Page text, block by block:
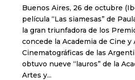
Buenos Aires, 26 de octubre
película “Las siamesas” de
la gran triunfadora de los
concede la Academia de Cine y
Cinematográficas de las
obtuvo nueve “lauros” de la
Artes y...